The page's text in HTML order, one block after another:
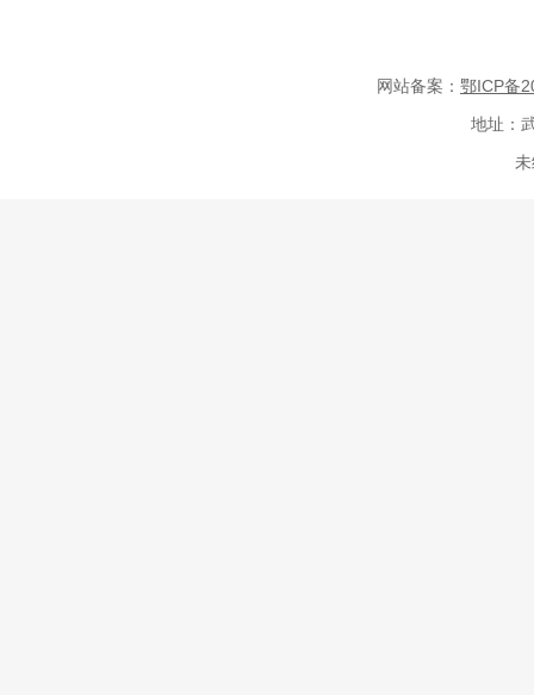
网站备案： 鄂ICP备
地址：